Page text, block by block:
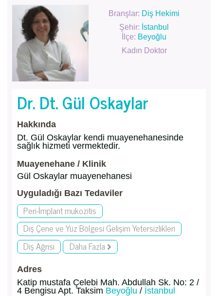
Branşlar: Diş Hekimi
Şehir: İstanbul
İlçe: Beyoğlu
Kadın Doktor
Dr. Dt. Gül Oskaylar
Hakkında
Dt. Gül Oskaylar kendi muayenehanesinde
sağlık hizmeti vermektedir.
Muayenehane / Klinik
Gül Oskaylar muayenehanesi
Uyguladığı Bazı Tedaviler
Peri-İmplant mukozitis
Diş Çene ve Yüz Bölgesi Gelişim Yetersizlikleri
Diş Ağrısı
Daha Fazla
Adres
Katip mustafa Çelebi Mah. Abdullah Sk. No: 2 /
4 Bengisu Apt. Taksim Beyoğlu / İstanbul